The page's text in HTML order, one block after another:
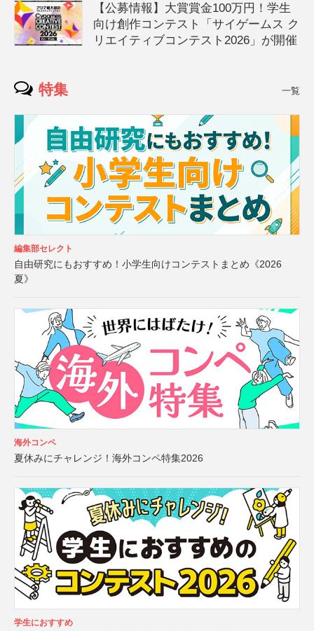
【公募情報】大賞賞金100万円！学生
向け創作コンテスト「サイゲームス ク
リエイティブコンテスト2026」が開催
特集 一覧
編集部セレクト
自由研究にもおすすめ！小学生向けコンテストまとめ《2026
夏》
海外コンペ
夏休みにチャレンジ！海外コンペ特集2026
学生におすすめ